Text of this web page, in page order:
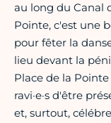
au long du Canal
Pointe, c'est une
pour fêter la
lieu devant la
Place de la
ravi·e·s d'être
et, surtout,